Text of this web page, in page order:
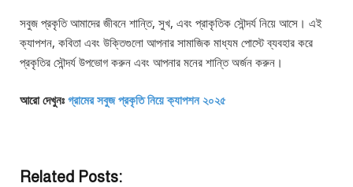
সবুজ প্রকৃতি আমাদের জীবনে শান্তি, সুখ, এবং প্রাকৃতিক সৌন্দর্য নিয়ে আসে। এই
ক্যাপশন, কবিতা এবং উক্তিগুলো আপনার সামাজিক মাধ্যম পোস্টে ব্যবহার করে
প্রকৃতির সৌন্দর্য উপভোগ করুন এবং আপনার মনের শান্তি অর্জন করুন।
আরো দেখুনঃ গ্রামের সবুজ প্রকৃতি নিয়ে ক্যাপশন ২০২৫
Related Posts: